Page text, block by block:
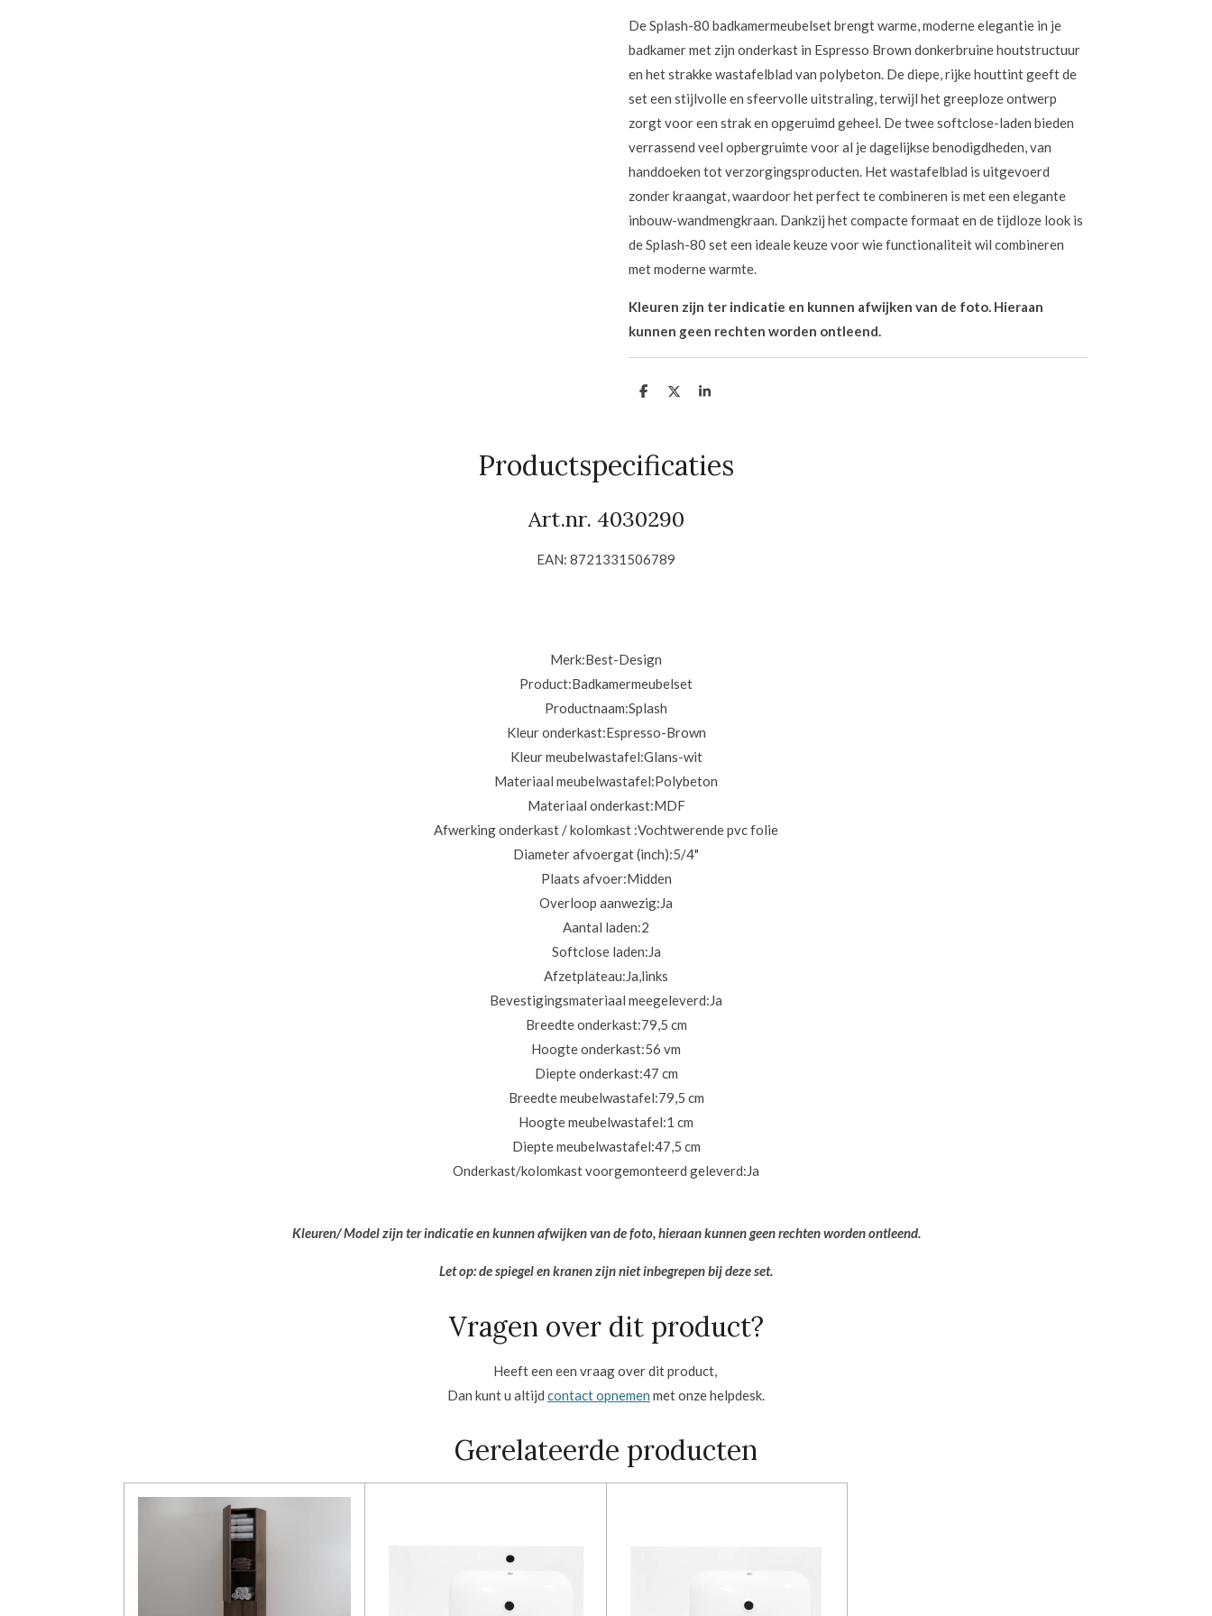
De Splash-80 badkamermeubelset brengt warme, moderne elegantie in je
badkamer met zijn onderkast in Espresso Brown donkerbruine houtstructuur
en het strakke wastafelblad van polybeton. De diepe, rijke houttint geeft de
set een stijlvolle en sfeervolle uitstraling, terwijl het greeploze ontwerp
zorgt voor een strak en opgeruimd geheel. De twee softclose-laden bieden
verrassend veel opbergruimte voor al je dagelijkse benodigdheden, van
handdoeken tot verzorgingsproducten. Het wastafelblad is uitgevoerd
zonder kraangat, waardoor het perfect te combineren is met een elegante
inbouw-wandmengkraan. Dankzij het compacte formaat en de tijdloze look is
de Splash-80 set een ideale keuze voor wie functionaliteit wil combineren
met moderne warmte.
Kleuren zijn ter indicatie en kunnen afwijken van de foto. Hieraan
kunnen geen rechten worden ontleend.
D
D
S
Productspecificaties
Art.nr. 4030290
EAN: 8721331506789
Merk:Best-Design
Product:Badkamermeubelset
Productnaam:Splash
Kleur onderkast:Espresso-Brown
Kleur meubelwastafel:Glans-wit
Materiaal meubelwastafel:Polybeton
Materiaal onderkast:MDF
Afwerking onderkast / kolomkast :Vochtwerende pvc folie
Diameter afvoergat (inch):5/4"
Plaats afvoer:Midden
Overloop aanwezig:Ja
Aantal laden:2
Softclose laden:Ja
Afzetplateau:Ja,links
Bevestigingsmateriaal meegeleverd:Ja
Breedte onderkast:79,5 cm
Hoogte onderkast:56 vm
Diepte onderkast:47 cm
Breedte meubelwastafel:79,5 cm
Hoogte meubelwastafel:1 cm
Diepte meubelwastafel:47,5 cm
Onderkast/kolomkast voorgemonteerd geleverd:Ja
Kleuren/ Model zijn ter indicatie en kunnen afwijken van de foto, hieraan kunnen geen rechten worden ontleend.
Let op: de spiegel en kranen zijn niet inbegrepen bij deze set.
Vragen over dit product?
Heeft een een vraag over dit product,
Dan kunt u altijd contact opnemen met onze helpdesk.
Gerelateerde producten